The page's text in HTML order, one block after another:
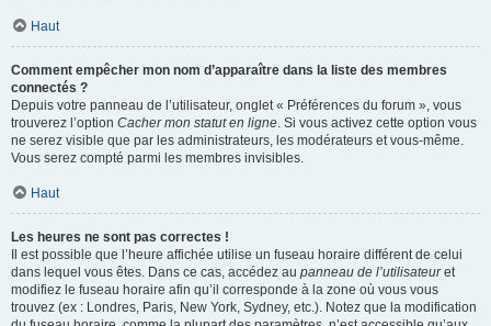
Haut
Comment empêcher mon nom d’apparaître dans la liste des membres
connectés ?
Depuis votre panneau de l’utilisateur, onglet « Préférences du forum », vous
trouverez l’option Cacher mon statut en ligne. Si vous activez cette option vous
ne serez visible que par les administrateurs, les modérateurs et vous-même.
Vous serez compté parmi les membres invisibles.
Haut
Les heures ne sont pas correctes !
Il est possible que l’heure affichée utilise un fuseau horaire différent de celui
dans lequel vous êtes. Dans ce cas, accédez au panneau de l’utilisateuret
modifiez le fuseau horaire afin qu’il corresponde à la zone où vous vous
trouvez (ex : Londres, Paris, New York, Sydney, etc.). Notez que la modification